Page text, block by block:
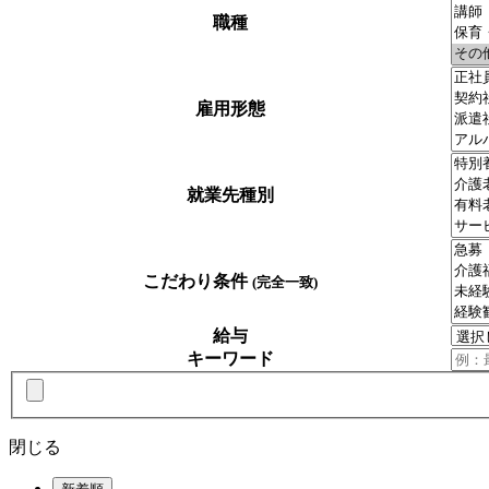
職種
雇用形態
就業先種別
こだわり条件 (完全一致)
給与
キーワード
閉じる